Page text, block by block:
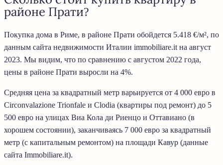
районе Прати?
Покупка дома в Риме, в районе Прати обойдется 5.418 €/м², по
данным сайта недвижимости Италии immobiliare.it на август
2023. Мы видим, что по сравнению с августом 2022 года,
цены в районе Прати выросли на 4%.
Средняя цена за квадратный метр варьируется от 4 000 евро в
Circonvalazione Trionfale и Clodia (квартиры под ремонт) до 5
500 евро на улицах Виа Кола ди Риенцо и Оттавиано (в
хорошем состоянии), заканчиваясь 7 000 евро за квадратный
метр (с капитальным ремонтом) на площади Кавур (данные
сайта Immobiliare.it).